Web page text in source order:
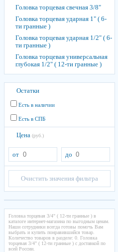
Головка торцевая свечная 3/8"
Головка торцевая ударная 1" ( 6-
ти гранные )
Головка торцевая ударная 1/2" ( 6-
ти гранные )
Головка торцевая универсальная
глубокая 1/2" ( 12-ти гранные )
Остатки
Есть в наличии
Есть в СПБ
Цена (руб.)
от до
Очистить значения фильтра
Головка торцевая 3/4" ( 12-ти гранные ) в
каталоге интернет-магазина по выгодным ценам.
Наши сотрудники всегда готовы помочь Вам
выбрать и купить понравившийся товар.
Количество товаров в разделе: 0. Головка
торцевая 3/4" ( 12-ти гранные ) с доставкой по
всей России.